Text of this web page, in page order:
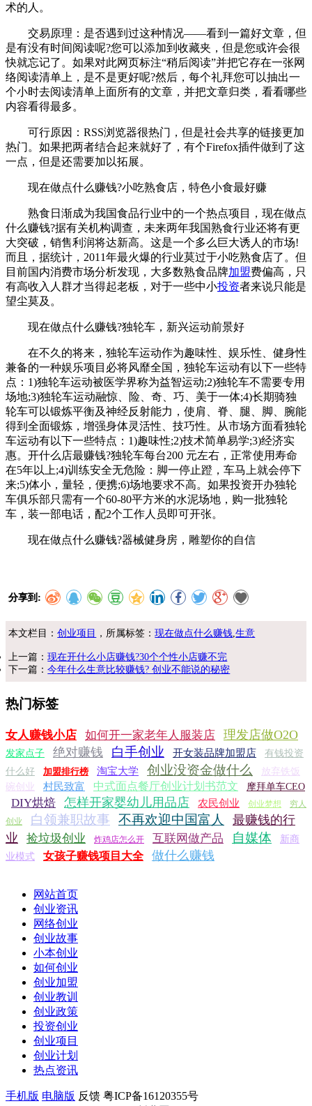
术的人。
交易原理：是否遇到过这种情况——看到一篇好文章，但
是有没有时间阅读呢?您可以添加到收藏夹，但是您或许会很
快就忘记了。如果对此网页标注“稍后阅读”并把它存在一张网
络阅读清单上，是不是更好呢?然后，每个礼拜您可以抽出一
个小时去阅读清单上面所有的文章，并把文章归类，看看哪些
内容看得最多。
可行原因：RSS浏览器很热门，但是社会共享的链接更加
热门。如果把两者结合起来就好了，有个Firefox插件做到了这
一点，但是还需要加以拓展。
现在做点什么赚钱?小吃熟食店，特色小食最好赚
熟食日渐成为我国食品行业中的一个热点项目，现在做点
什么赚钱?据有关机构调查，未来两年我国熟食行业还将有更
大突破，销售利润将达新高。这是一个多么巨大诱人的市场!
而且，据统计，2011年最火爆的行业莫过于小吃熟食店了。但
目前国内消费市场分析发现，大多数熟食品牌加盟费偏高，只
有高收入人群才当得起老板，对于一些中小投资者来说只能是
望尘莫及。
现在做点什么赚钱?独轮车，新兴运动前景好
在不久的将来，独轮车运动作为趣味性、娱乐性、健身性
兼备的一种娱乐项目必将风靡全国，独轮车运动有以下一些特
点：1)独轮车运动被医学界称为益智运动;2)独轮车不需要专用
场地;3)独轮车运动融惊、险、奇、巧、美于一体;4)长期骑独
轮车可以锻炼平衡及神经反射能力，使肩、脊、腿、脚、腕能
得到全面锻炼，增强身体灵活性、技巧性。从市场方面看独轮
车运动有以下一些特点：1)趣味性;2)技术简单易学;3)经济实
惠。开什么店最赚钱?独轮车每台200 元左右，正常使用寿命
在5年以上;4)训练安全无危险：脚一停止蹬，车马上就会停下
来;5)体小，量轻，便携;6)场地要求不高。如果投资开办独轮
车俱乐部只需有一个60-80平方米的水泥场地，购一批独轮
车，装一部电话，配2个工作人员即可开张。
现在做点什么赚钱?器械健身房，雕塑你的自信
分享到:
本文栏目：创业项目 ，所属标签：现在做点什么赚钱 ,生意
上一篇：现在开什么小店赚钱?30个个性小店赚不完
下一篇：今年什么生意比较赚钱? 创业不能说的秘密
热门标签
女人赚钱小店 如何开一家老年人服装店 理发店做O2O
发家点子 绝对赚钱 白手创业 开女装品牌加盟店
有钱投资
什么好
加盟排行榜 淘宝大学 创业没资金做什么
放弃铁饭
碗创业
村民致富 中式面点餐厅创业计划书范文 摩拜单车CEO
DIY烘焙 怎样开家婴幼儿用品店 农民创业 创业梦想
穷人
创业
白领兼职故事 不再欢迎中国富人
最赚钱的行
业
捡垃圾创业 炸鸡店怎么开 互联网做产品 自媒体
新商
业模式
女孩子赚钱项目大全 做什么赚钱
网站首页
创业资讯
网络创业
创业故事
小本创业
如何创业
创业加盟
创业教训
创业政策
投资创业
创业项目
创业计划
热点资讯
手机版 电脑版 反馈 粤ICP备16120355号